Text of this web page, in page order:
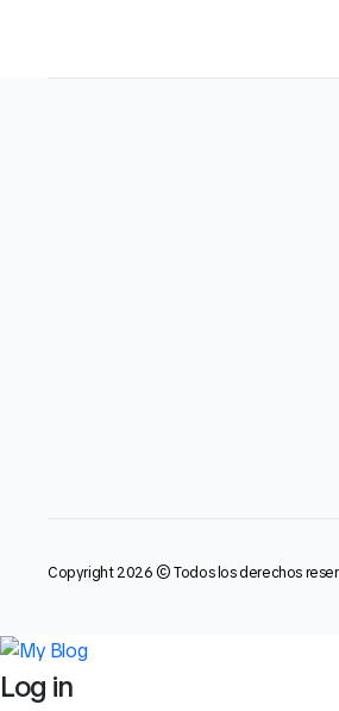
Copyright 2026 © Todos los derechos
Log in